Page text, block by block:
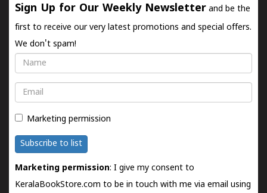
Sign Up for Our Weekly Newsletter and be the
first to receive our very latest promotions and special offers.
We don't spam!
Name
Email
Marketing permission
Subscribe to list
Marketing permission: I give my consent to
KeralaBookStore.com to be in touch with me via email using